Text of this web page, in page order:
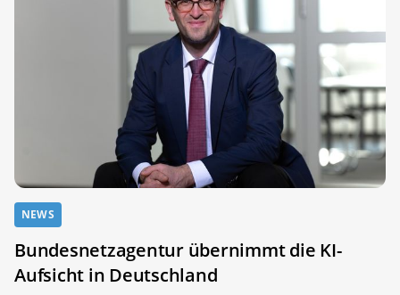
NEWS
Bundesnetzagentur übernimmt die KI-
Aufsicht in Deutschland